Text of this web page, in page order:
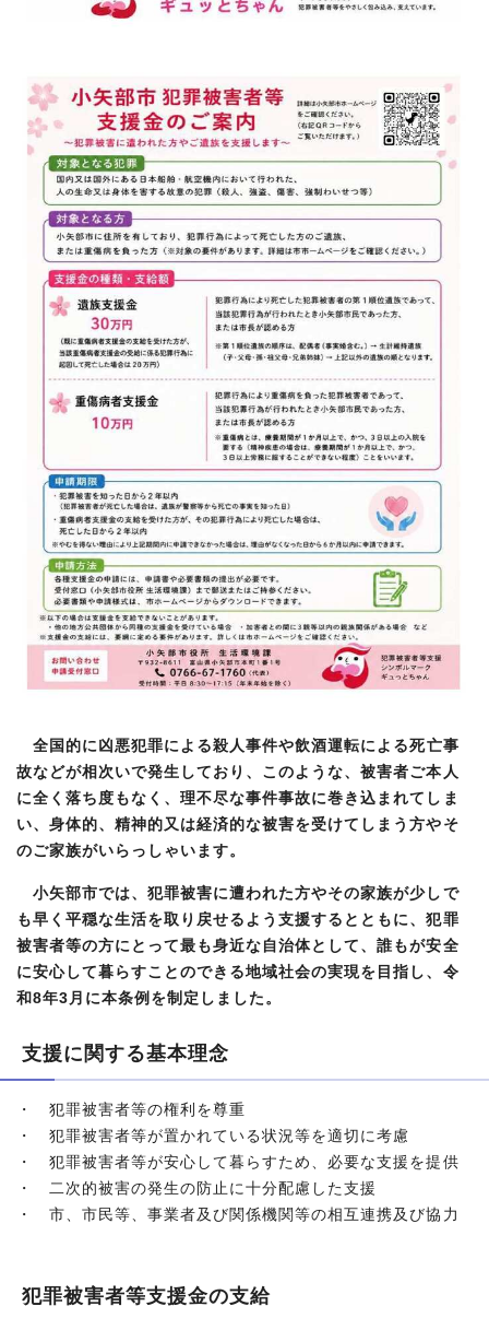
全国的に凶悪犯罪による殺人事件や飲酒運転による死亡事
故などが相次いで発生しており、このような、被害者ご本人
に全く落ち度もなく、理不尽な事件事故に巻き込まれてしま
い、身体的、精神的又は経済的な被害を受けてしまう方やそ
のご家族がいらっしゃいます。
小矢部市では、犯罪被害に遭われた方やその家族が少しで
も早く平穏な生活を取り戻せるよう支援するとともに、犯罪
被害者等の方にとって最も身近な自治体として、誰もが安全
に安心して暮らすことのできる地域社会の実現を目指し、令
和8年3月に本条例を制定しました。
支援に関する基本理念
・ 犯罪被害者等の権利を尊重
・ 犯罪被害者等が置かれている状況等を適切に考慮
・ 犯罪被害者等が安心して暮らすため、必要な支援を提供
・ 二次的被害の発生の防止に十分配慮した支援
・ 市、市民等、事業者及び関係機関等の相互連携及び協力
犯罪被害者等支援金の支給